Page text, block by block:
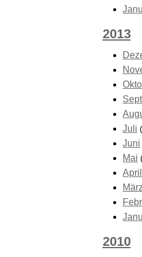
2013
Juli
Juni
Mai
April
März
2010